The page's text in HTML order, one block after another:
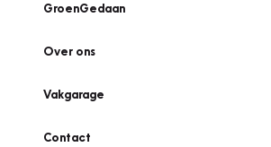
GroenGedaan
Over ons
Vakgarage
Contact